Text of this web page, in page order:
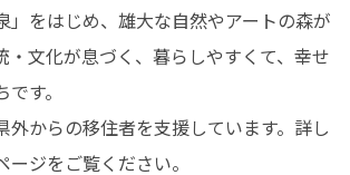
」をはじめ、雄大な自然やアートの森が
・文化が息づく、暮らしやすくて、幸せ
す。
外からの移住者を支援しています。詳し